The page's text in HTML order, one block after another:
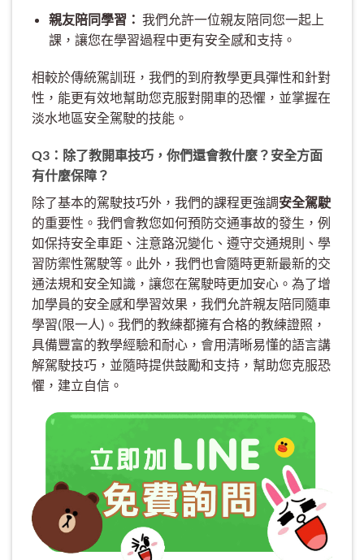
親友陪同學習： 我們允許一位親友陪同您一起上
課，讓您在學習過程中更有安全感和支持。
相較於傳統駕訓班，我們的到府教學更具彈性和針對
性，能更有效地幫助您克服對開車的恐懼，並掌握在
淡水地區安全駕駛的技能。
Q3：除了教開車技巧，你們還會教什麼？安全方面
有什麼保障？
除了基本的駕駛技巧外，我們的課程更強調安全駕駛
的重要性。我們會教您如何預防交通事故的發生，例
如保持安全車距、注意路況變化、遵守交通規則、學
習防禦性駕駛等。此外，我們也會隨時更新最新的交
通法規和安全知識，讓您在駕駛時更加安心。為了增
加學員的安全感和學習效果，我們允許親友陪同隨車
學習(限一人)。我們的教練都擁有合格的教練證照，
具備豐富的教學經驗和耐心，會用清晰易懂的語言講
解駕駛技巧，並隨時提供鼓勵和支持，幫助您克服恐
懼，建立自信。